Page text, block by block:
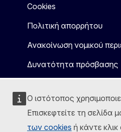
Ο ιστότοπος
Επισκεφτείτε τη σελίδα
των cookies ή κάντε
Cookies
Πολιτική απορρήτου
Ανακοίνωση νομικού
Δυνατότητα πρόσβασης